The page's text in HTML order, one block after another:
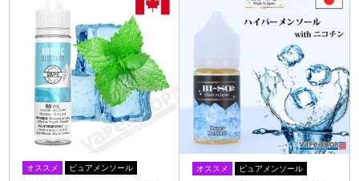
オススメ ピュアメンソール オススメ ピュアメンソール